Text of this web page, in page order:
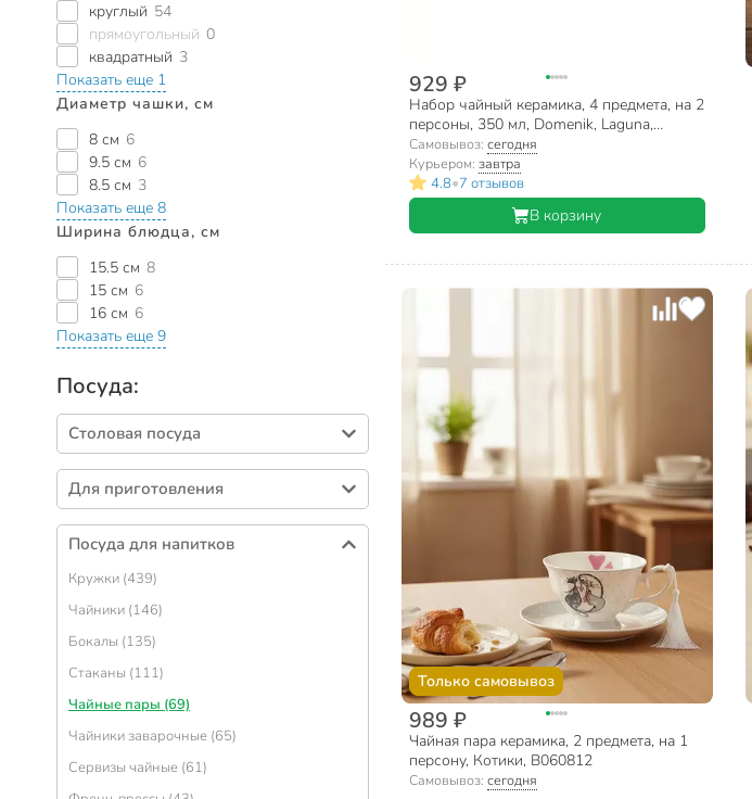
круглый 54
прямоугольный 0
квадратный 3
Показать еще 1
Диаметр чашки, см
8 см 6
9.5 см 6
8.5 см 3
Показать еще 8
Ширина блюдца, см
15.5 см 8
15 см 6
16 см 6
Показать еще 9
Посуда:
Столовая посуда
Тарелки (414)
Салатники (330)
Столовые приборы (274)
(51)
Менажницы (39)
Салфетницы (32)
Для приготовления
Кастрюли (436)
Сковороды (315)
Формы для выпечки (268)
Наборы посуды (112)
Ковшики (56)
Крышки для посуды (54)
Казаны (48)
Горшочки для запекания (47)
Сотейники (40)
Посуда для напитков
Кружки (439)
Чайники (146)
Бокалы (135)
Стаканы (111)
Чайные пары (69)
Чайники заварочные (65)
Сервизы чайные (61)
929 ₽
Набор чайный керамика, 4 предмета, на 2
персоны, 350 мл, Domenik, Laguna,
DM6008
Самовывоз: сегодня
Курьером: завтра
4.8•7 отзывов
В корзину
Только самовывоз
989 ₽
Чайная пара керамика, 2 предмета, на 1
персону, Котики, B060812
Самовывоз: сегодня